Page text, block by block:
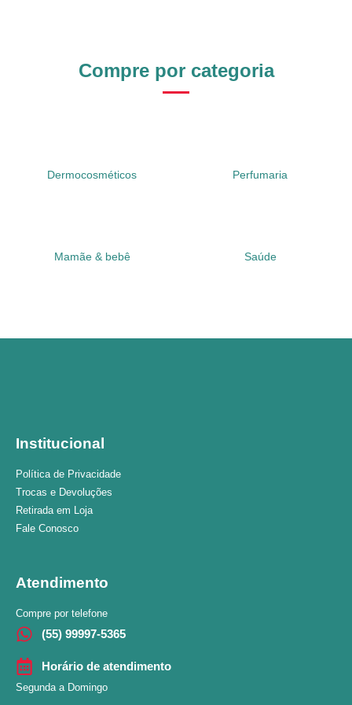
Compre por categoria
Dermocosméticos Perfumaria
Mamãe & bebê Saúde
Institucional
Política de Privacidade
Trocas e Devoluções
Retirada em Loja
Fale Conosco
Atendimento
Compre por telefone
(55) 99997-5365
Horário de atendimento
Segunda a Domingo